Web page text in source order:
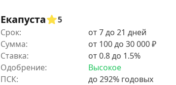
Екапуста
5
Срок:
от 7 до 21 дней
Сумма:
от 100 до 30 000 ₽
Ставка:
от 0.8 до 1.5%
Одобрение:
Высокое